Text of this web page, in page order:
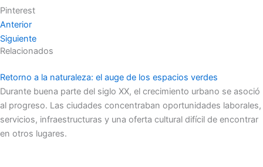
Pinterest
Anterior
Siguiente
Relacionados
Retorno a la naturaleza: el auge de los espacios verdes
Durante buena parte del siglo XX, el crecimiento urbano se asoció
al progreso. Las ciudades concentraban oportunidades laborales,
servicios, infraestructuras y una oferta cultural difícil de encontrar
en otros lugares.